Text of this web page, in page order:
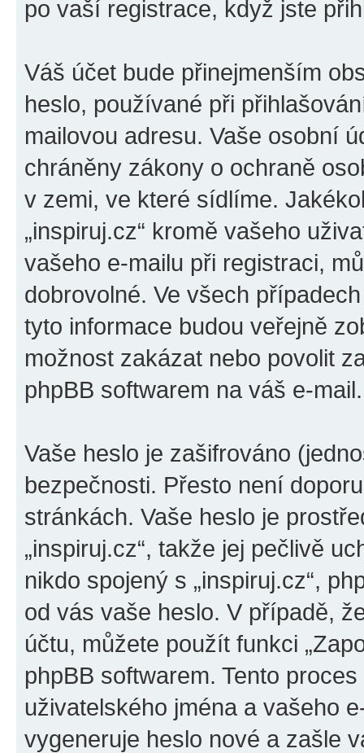
po vaší registrace, když jste
Váš účet bude přinejmenším
heslo, používané při
mailovou adresu. Vaše osobní
chráněny zákony o ochraně
v zemi, ve které sídlíme.
„inspiruj.cz“ kromě vašeho
vašeho e-mailu při registraci,
dobrovolné. Ve všech
tyto informace budou veřejně
možnost zakázat nebo povolit
phpBB softwarem na váš e-mail.
Vaše heslo je zašifrováno
bezpečnosti. Přesto není
stránkách. Vaše heslo je
„inspiruj.cz“, takže jej pečlivě
nikdo spojený s „inspiruj.cz“,
od vás vaše heslo. V případě,
účtu, můžete použít funkci
phpBB softwarem. Tento
uživatelského jména a vašeho
vygeneruje heslo nové a zašle